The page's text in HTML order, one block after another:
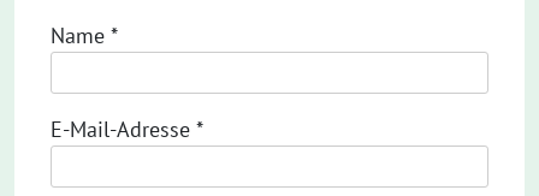
Name *
E-Mail-Adresse *